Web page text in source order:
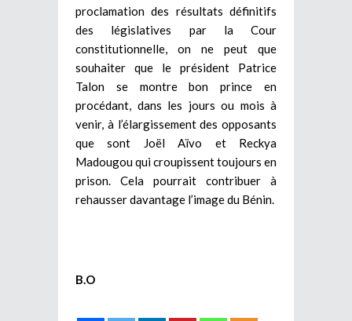
proclamation des résultats définitifs
des législatives par la Cour
constitutionnelle, on ne peut que
souhaiter que le président Patrice
Talon se montre bon prince en
procédant, dans les jours ou mois à
venir, à l’élargissement des opposants
que sont Joël Aïvo et Reckya
Madougou qui croupissent toujours en
prison. Cela pourrait contribuer à
rehausser davantage l’image du Bénin.
B.O